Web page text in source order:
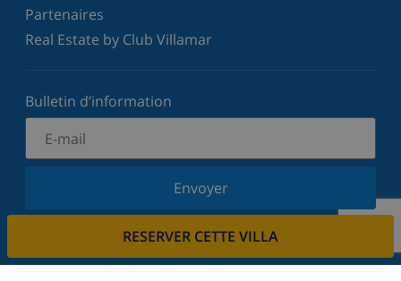
RESERVER CETTE VILLA
Partenaires
Real Estate by Club Villamar
Bulletin d’information
Envoyer
Inscrivez-vous à notre newsletter et restez informé
votre vie privée.